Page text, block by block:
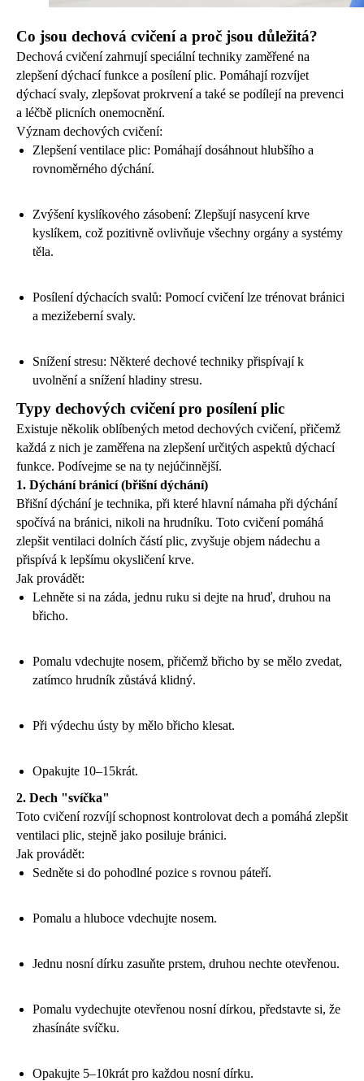
Co jsou dechová cvičení a proč jsou důležitá?
Dechová cvičení zahrnují speciální techniky zaměřené na
zlepšení dýchací funkce a posílení plic. Pomáhají rozvíjet
dýchací svaly, zlepšovat prokrvení a také se podílejí na prevenci
a léčbě plicních onemocnění.
Význam dechových cvičení:
Zlepšení ventilace plic: Pomáhají dosáhnout hlubšího a
rovnoměrného dýchání.
Zvýšení kyslíkového zásobení: Zlepšují nasycení krve
kyslíkem, což pozitivně ovlivňuje všechny orgány a systémy
těla.
Posílení dýchacích svalů: Pomocí cvičení lze trénovat bránici
a mezižeberní svaly.
Snížení stresu: Některé dechové techniky přispívají k
uvolnění a snížení hladiny stresu.
Typy dechových cvičení pro posílení plic
Existuje několik oblíbených metod dechových cvičení, přičemž
každá z nich je zaměřena na zlepšení určitých aspektů dýchací
funkce. Podívejme se na ty nejúčinnější.
1. Dýchání bránicí (břišní dýchání)
Břišní dýchání je technika, při které hlavní námaha při dýchání
spočívá na bránici, nikoli na hrudníku. Toto cvičení pomáhá
zlepšit ventilaci dolních částí plic, zvyšuje objem nádechu a
přispívá k lepšímu okysličení krve.
Jak provádět:
Lehněte si na záda, jednu ruku si dejte na hruď, druhou na
břicho.
Pomalu vdechujte nosem, přičemž břicho by se mělo zvedat,
zatímco hrudník zůstává klidný.
Při výdechu ústy by mělo břicho klesat.
Opakujte 10–15krát.
2. Dech "svíčka"
Toto cvičení rozvíjí schopnost kontrolovat dech a pomáhá zlepšit
ventilaci plic, stejně jako posiluje bránici.
Jak provádět:
Sedněte si do pohodlné pozice s rovnou páteří.
Pomalu a hluboce vdechujte nosem.
Jednu nosní dírku zasuňte prstem, druhou nechte otevřenou.
Pomalu vydechujte otevřenou nosní dírkou, představte si, že
zhasínáte svíčku.
Opakujte 5–10krát pro každou nosní dírku.